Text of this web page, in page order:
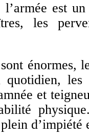
est
les
énormes,
les
et
d’impiété